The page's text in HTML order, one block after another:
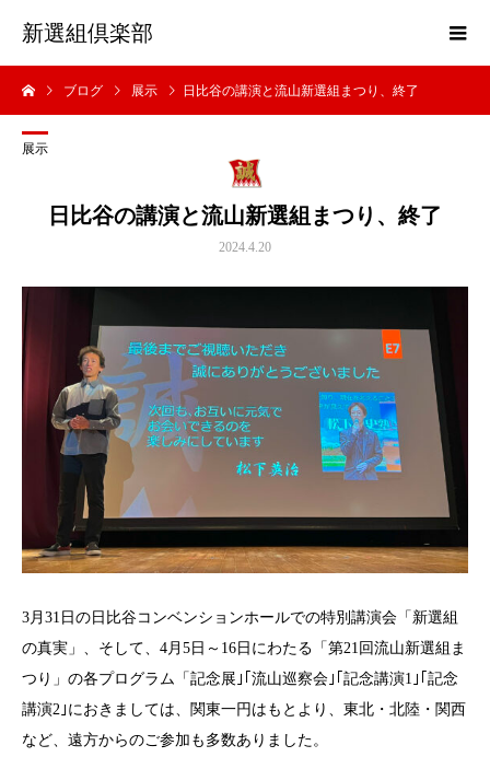
新選組倶楽部
ブログ 展示 日比谷の講演と流山新選組まつり、終了
展示
日比谷の講演と流山新選組まつり、終了
2024.4.20
3月31日の日比谷コンベンションホールでの特別講演会「新選組
の真実」、そして、4月5日～16日にわたる「第21回流山新選組ま
つり」の各プログラム「記念展｣｢流山巡察会｣｢記念講演1｣｢記念
講演2｣におきましては、関東一円はもとより、東北・北陸・関西
など、遠方からのご参加も多数ありました。